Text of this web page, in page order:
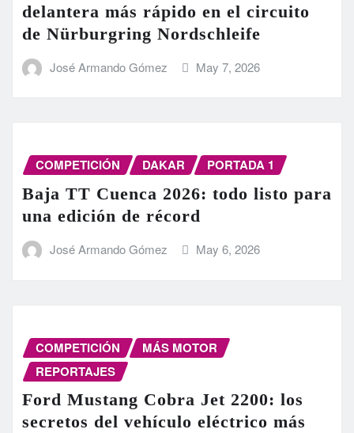
delantera más rápido en el circuito
de Nürburgring Nordschleife
José Armando Gómez May 7, 2026
COMPETICIÓN DAKAR PORTADA 1
Baja TT Cuenca 2026: todo listo para
una edición de récord
José Armando Gómez May 6, 2026
COMPETICIÓN
MÁS MOTOR
REPORTAJES
Ford Mustang Cobra Jet 2200: los
secretos del vehículo eléctrico más